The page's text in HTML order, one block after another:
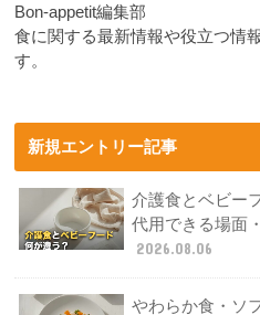
Bon-appetit編集部
食に関する最新情報や役立つ情
す。
新規エントリー記事
介護食とベビー
代用できる場面
2026.08.06
やわらか食・ソ